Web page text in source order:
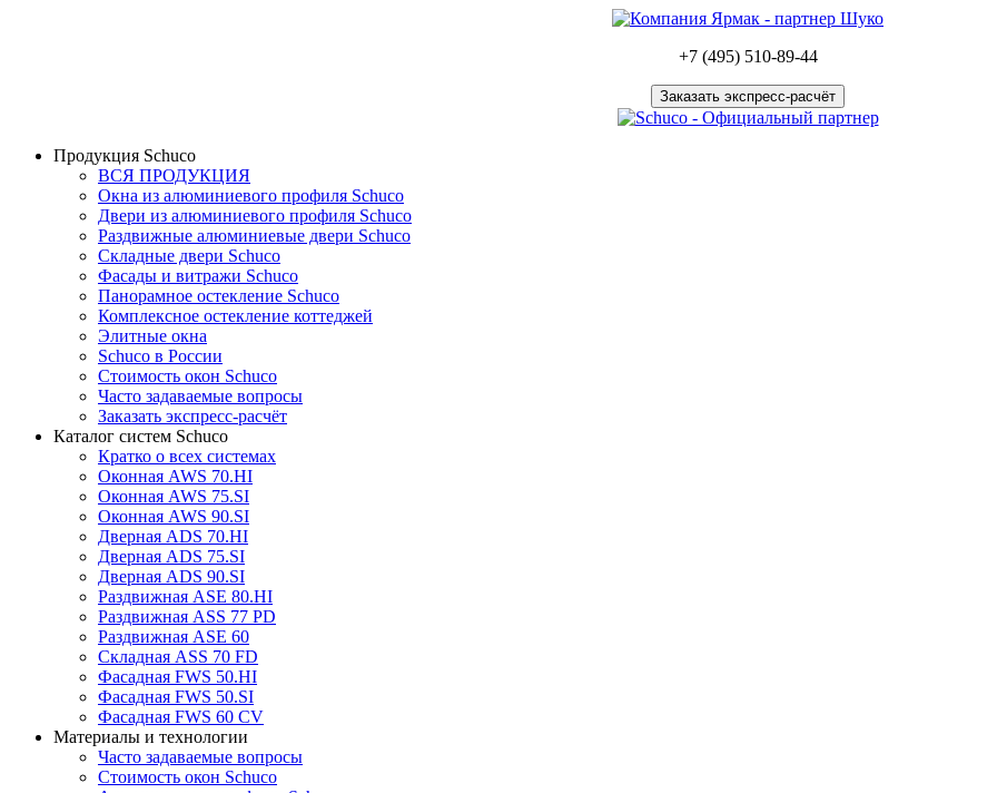
+7 (495) 510-89-44
Заказать экспресс-расчёт
Продукция Schuco
ВСЯ ПРОДУКЦИЯ
Окна из алюминиевого профиля Schuco
Двери из алюминиевого профиля Schuco
Раздвижные алюминиевые двери Schuco
Складные двери Schuco
Фасады и витражи Schuco
Панорамное остекление Schuco
Комплексное остекление коттеджей
Элитные окна
Schuco в России
Стоимость окон Schuco
Часто задаваемые вопросы
Заказать экспресс-расчёт
Каталог систем Schuco
Кратко о всех системах
Оконная AWS 70.HI
Оконная AWS 75.SI
Оконная AWS 90.SI
Дверная ADS 70.HI
Дверная ADS 75.SI
Дверная ADS 90.SI
Раздвижная ASE 80.HI
Раздвижная ASS 77 PD
Раздвижная ASE 60
Складная ASS 70 FD
Фасадная FWS 50.HI
Фасадная FWS 50.SI
Фасадная FWS 60 CV
Материалы и технологии
Часто задаваемые вопросы
Стоимость окон Schuco